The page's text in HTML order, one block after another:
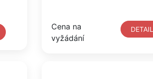
Cena na
vyžádání
DETAIL